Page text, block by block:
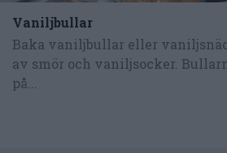
Vaniljbullar
Baka vaniljbullar eller
av smör och vaniljsocker.
på...